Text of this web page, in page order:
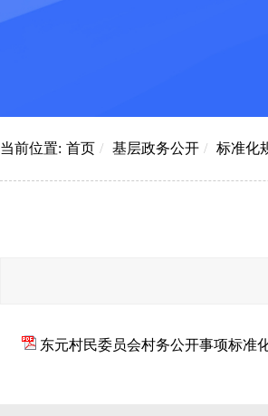
当前位置: 首页 / 基层政务公开 / 标准化
东元村民委员会村务公开事项标准